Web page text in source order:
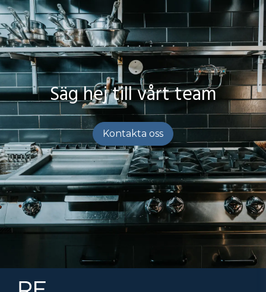
Säg hej till vårt team
Kontakta oss